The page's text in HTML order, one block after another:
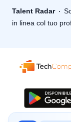
Talent Radar
in linea col tuo
TechCompenso